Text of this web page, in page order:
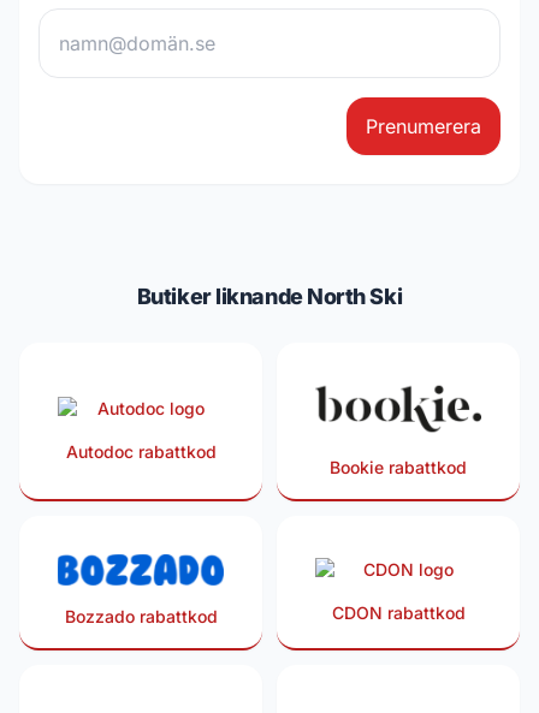
Prenumerera
Butiker liknande North Ski
Autodoc rabattkod
Bookie rabattkod
Bozzado rabattkod CDON rabattkod